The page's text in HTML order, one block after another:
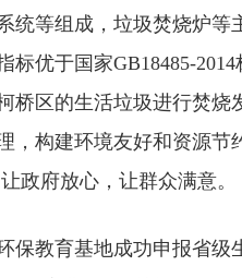
统等组成，垃圾焚烧炉等
标优于国家GB18485-
桥区的生活垃圾进行焚烧
，构建环境友好和资源节
政府放心，让群众满意。
保教育基地成功申报省级